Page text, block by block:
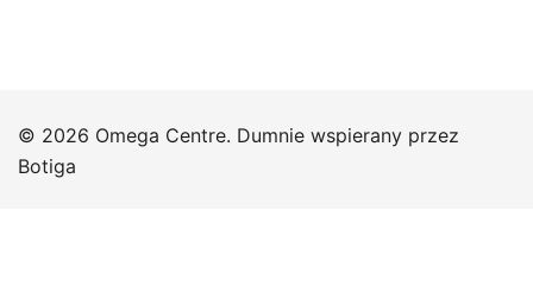
© 2026 Omega Centre. Dumnie wspierany przez
Botiga